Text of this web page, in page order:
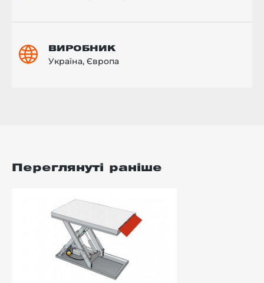
ВИРОБНИК
Україна, Європа
Переглянуті раніше